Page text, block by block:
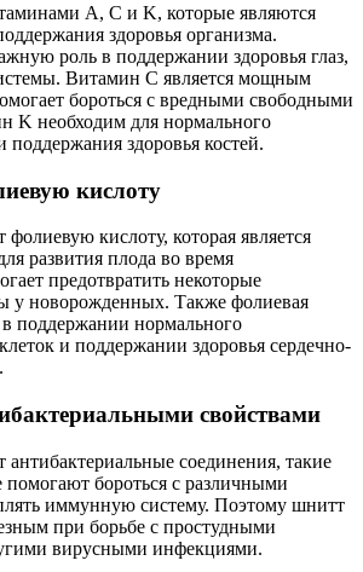
A, C и K, которые являются
здоровья организма.
роль в поддержании здоровья глаз,
Витамин C является мощным
бороться с вредными свободными
K необходим для нормального
поддержания здоровья костей.
кислоту
кислоту, которая является
развития плода во время
предотвратить некоторые
у новорожденных. Также фолиевая
в поддержании нормального
и поддержании здоровья сердечно-
свойствами
соединения, такие
бороться с различными
иммунную систему. Поэтому шнитт
при борьбе с простудными
вирусными инфекциями.